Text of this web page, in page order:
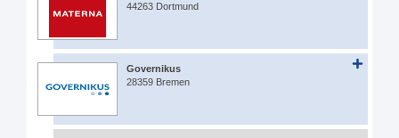
44263 Dortmund
Governikus
28359 Bremen